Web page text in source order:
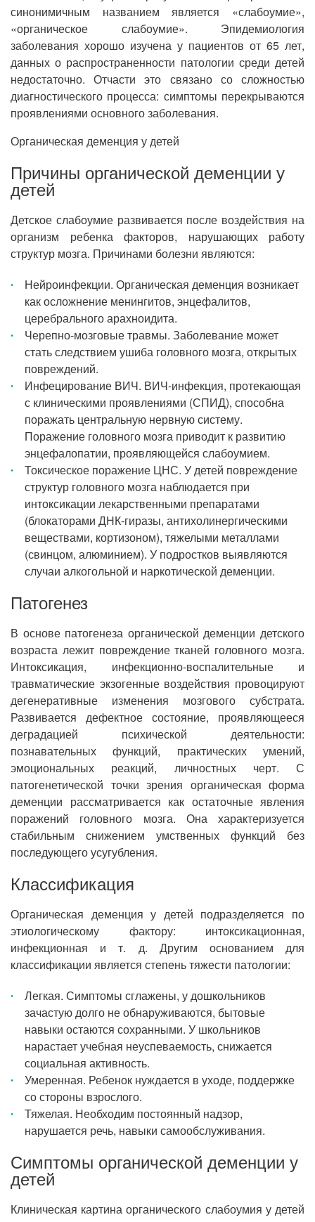
синонимичным названием является «слабоумие»,
«органическое слабоумие». Эпидемиология
заболевания хорошо изучена у пациентов от 65 лет,
данных о распространенности патологии среди детей
недостаточно. Отчасти это связано со сложностью
диагностического процесса: симптомы перекрываются
проявлениями основного заболевания.
Органическая деменция у детей
Причины органической деменции у
детей
Детское слабоумие развивается после воздействия на
организм ребенка факторов, нарушающих работу
структур мозга. Причинами болезни являются:
Нейроинфекции. Органическая деменция возникает
как осложнение менингитов, энцефалитов,
церебрального арахноидита.
Черепно-мозговые травмы. Заболевание может
стать следствием ушиба головного мозга, открытых
повреждений.
Инфецирование ВИЧ. ВИЧ-инфекция, протекающая
с клиническими проявлениями (СПИД), способна
поражать центральную нервную систему.
Поражение головного мозга приводит к развитию
энцефалопатии, проявляющейся слабоумием.
Токсическое поражение ЦНС. У детей повреждение
структур головного мозга наблюдается при
интоксикации лекарственными препаратами
(блокаторами ДНК-гиразы, антихолинергическими
веществами, кортизоном), тяжелыми металлами
(свинцом, алюминием). У подростков выявляются
случаи алкогольной и наркотической деменции.
Патогенез
В основе патогенеза органической деменции детского
возраста лежит повреждение тканей головного мозга.
Интоксикация, инфекционно-воспалительные и
травматические экзогенные воздействия провоцируют
дегенеративные изменения мозгового субстрата.
Развивается дефектное состояние, проявляющееся
деградацией психической деятельности:
познавательных функций, практических умений,
эмоциональных реакций, личностных черт. С
патогенетической точки зрения органическая форма
деменции рассматривается как остаточные явления
поражений головного мозга. Она характеризуется
стабильным снижением умственных функций без
последующего усугубления.
Классификация
Органическая деменция у детей подразделяется по
этиологическому фактору: интоксикационная,
инфекционная и т. д. Другим основанием для
классификации является степень тяжести патологии:
Легкая. Симптомы сглажены, у дошкольников
зачастую долго не обнаруживаются, бытовые
навыки остаются сохранными. У школьников
нарастает учебная неуспеваемость, снижается
социальная активность.
Умеренная. Ребенок нуждается в уходе, поддержке
со стороны взрослого.
Тяжелая. Необходим постоянный надзор,
нарушается речь, навыки самообслуживания.
Симптомы органической деменции у
детей
Клиническая картина органического слабоумия у детей